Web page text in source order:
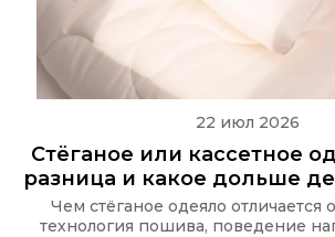
22 июл 2026
Стёганое или кассетное
разница и какое дольше
Чем стёганое одеяло отличается
технология пошива, поведение